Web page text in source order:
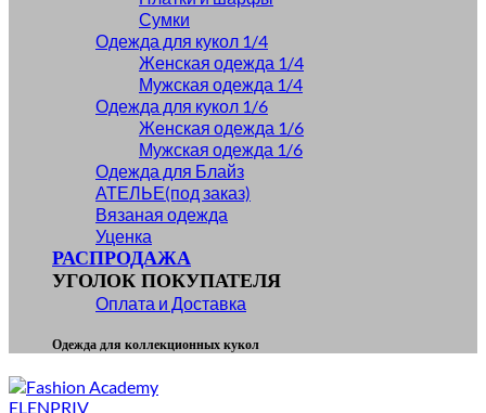
Сумки
Одежда для кукол 1/4
Женская одежда 1/4
Мужская одежда 1/4
Одежда для кукол 1/6
Женская одежда 1/6
Мужская одежда 1/6
Одежда для Блайз
АТЕЛЬЕ(под заказ)
Вязаная одежда
Уценка
РАСПРОДАЖА
УГОЛОК ПОКУПАТЕЛЯ
Оплата и Доставка
Одежда для коллекционных кукол